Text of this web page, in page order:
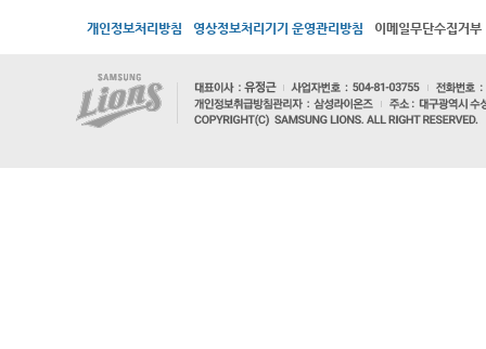
개인정보처리방침 영상정보처리기기 운영관리방침 이메일무단수집거부